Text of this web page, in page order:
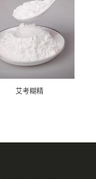
艾考糊精